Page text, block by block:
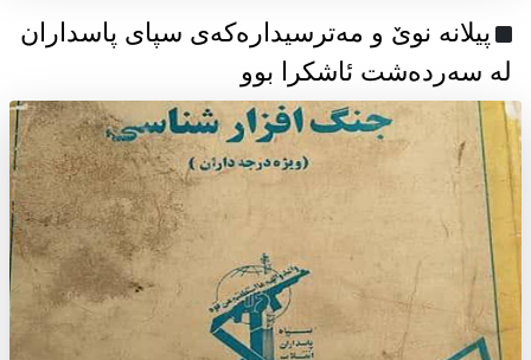
پیلانە نوێ و مەترسیدارەکەی سپای پاسداران
لە سەردەشت ئاشکرا بوو